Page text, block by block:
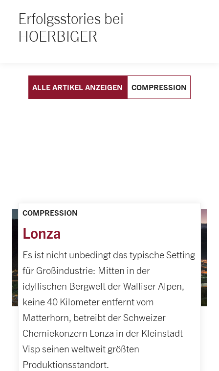
Erfolgsstories bei
HOERBIGER
ALLE ARTIKEL ANZEIGEN COMPRESSION
COMPRESSION
Lonza
Es ist nicht unbedingt das typische Setting
für Großindustrie: Mitten in der
idyllischen Bergwelt der Walliser Alpen,
keine 40 Kilometer entfernt vom
Matterhorn, betreibt der Schweizer
Chemiekonzern Lonza in der Kleinstadt
Visp seinen weltweit größten
Produktionsstandort.